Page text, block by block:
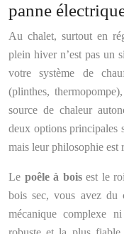
panne
Au chalet, surtout en
plein hiver n’est pas un
votre système de
(plinthes,
source de chaleur
deux options principales
mais leur philosophie est
Le poêle à boisest le
bois sec, vous avez du
mécanique complexe